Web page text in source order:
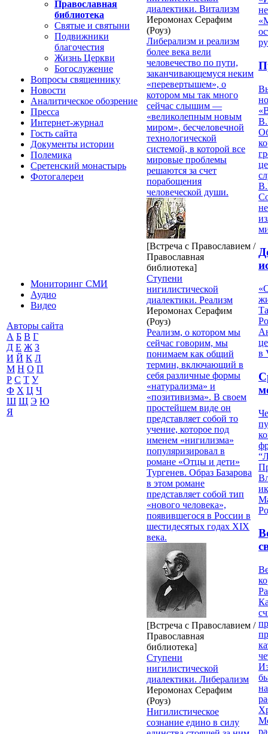
Православная
библиотека
Святые и святыни
Подвижники
благочестия
Жизнь Церкви
Богослужение
Вопросы священнику
Новости
Аналитическое обозрение
Пресса
Интернет-журнал
Гость сайта
Документы истории
Полемика
Сретенский монастырь
Фотогалереи
Мониторинг СМИ
Аудио
Видео
Авторы сайта
А Б В Г
Д Е Ж З
И Й К Л
М Н О П
Р С Т У
Ф Х Ц Ч
Ш Щ Э Ю
Я
диалектики. Витализм
Иеромонах Серафим
(Роуз)
Либерализм и реализм
более века вели
человечество по пути,
заканчивающемуся неким
«перевертышем», о
котором мы так много
сейчас слышим —
«великолепным новым
миром», бесчеловечной
технологической
системой, в которой все
мировые проблемы
решаются за счет
порабощения
человеческой души.
[Встреча с Православием /
Православная
библиотека]
Ступени
нигилистической
диалектики. Реализм
Иеромонах Серафим
(Роуз)
Реализм, о котором мы
сейчас говорим, мы
понимаем как общий
термин, включающий в
себя различные формы
«натурализма» и
«позитивизма». В своем
простейшем виде он
представляет собой то
учение, которое под
именем «нигилизма»
популяризировал в
романе «Отцы и дети»
Тургенев. Образ Базарова
в этом романе
представляет собой тип
«нового человека»,
появившегося в России в
шестидесятых годах XIX
века.
[Встреча с Православием /
Православная
библиотека]
Ступени
нигилистической
диалектики. Либерализм
Иеромонах Серафим
(Роуз)
Нигилистическое
сознание едино в силу
в